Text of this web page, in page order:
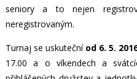
seniory a to nejen
neregistrovaným.
Turnaj se uskuteční od 6. 5.
17.00 a o víkendech a